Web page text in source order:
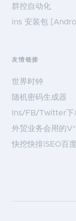
群控自动化
ins 安装包
友情链接
世界时钟
随机密码生成器
Ins/FB/Twitter下
外贸业务会用的
快挖快排|SEO百